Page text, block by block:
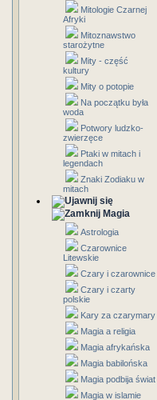
Mitologie Czarnej
Afryki
Mitoznawstwo
starożytne
Mity - część
kultury
Mity o potopie
Na początku była
woda
Potwory ludzko-
zwierzęce
Ptaki w mitach i
legendach
Znaki Zodiaku w
mitach
Magia
Astrologia
Czarownice
Litewskie
Czary i czarownice
Czary i czarty
polskie
Kary za czarymary
Magia a religia
Magia afrykańska
Magia babilońska
Magia podbija świat
Magia w islamie